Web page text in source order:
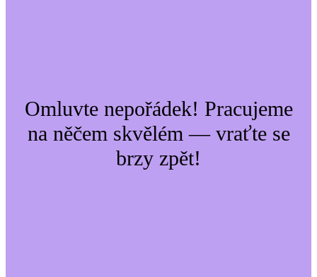
Omluvte nepořádek! Pracujeme
na něčem skvělém — vraťte se
brzy zpět!